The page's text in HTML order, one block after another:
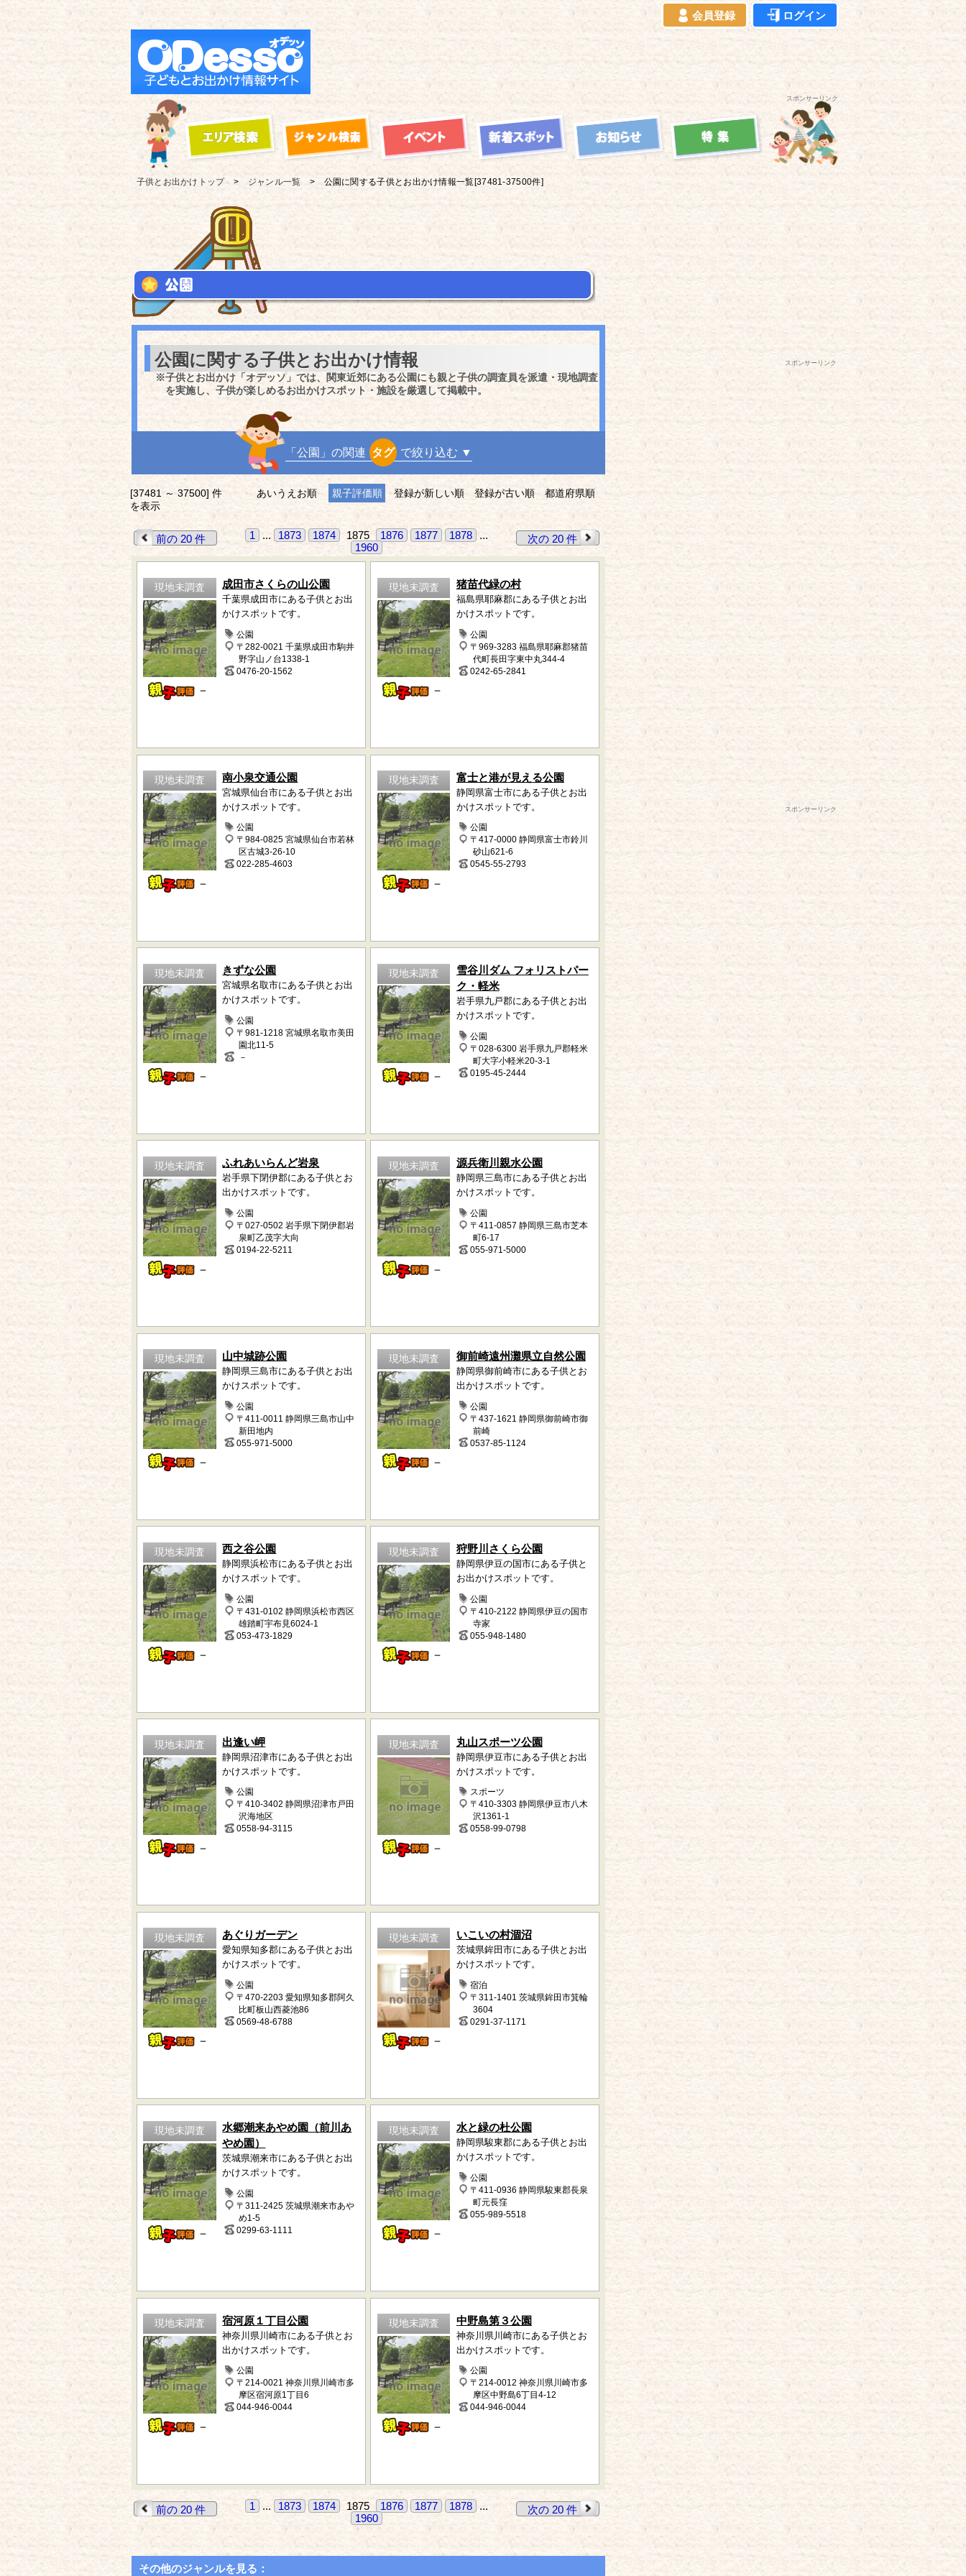
会員登録 ログイン
スポンサーリンク
子供とお出かけ トップ ジャンル一覧 公園に関する子供とお出かけ情報一覧[37481-37500件]
公園に関する子供とお出かけ情報
※子供とお出かけ「オデッソ」では、関東近郊にある公園にも親と子供の調査員を派遣・現地調査
を実施し、子供が楽しめるお出かけスポット・施設を厳選して掲載中。
「公園」の関連 タグ で絞り込む ▼
[37481 ～ 37500] 件
を表示
あいうえお順 親子評価順 登録が新しい順 登録が古い順 都道府県順
前の 20 件 1 ... 1873 1874 1875 1876 1877 1878
...
1960
次の 20 件
現地未調査
－
成田市さくらの山公園
千葉県成田市にある子供とお出
かけスポットです。
公園
〒282-0021 千葉県成田市駒井
野字山ノ台1338-1
0476-20-1562
現地未調査
－
猪苗代緑の村
福島県耶麻郡にある子供とお出
かけスポットです。
公園
〒969-3283 福島県耶麻郡猪苗
代町長田字東中丸344-4
0242-65-2841
現地未調査
－
南小泉交通公園
宮城県仙台市にある子供とお出
かけスポットです。
公園
〒984-0825 宮城県仙台市若林
区古城3-26-10
022-285-4603
現地未調査
－
富士と港が見える公園
静岡県富士市にある子供とお出
かけスポットです。
公園
〒417-0000 静岡県富士市鈴川
砂山621-6
0545-55-2793
現地未調査
－
きずな公園
宮城県名取市にある子供とお出
かけスポットです。
公園
〒981-1218 宮城県名取市美田
園北11-5
－
現地未調査
－
雪谷川ダム フォリストパー
ク・軽米
岩手県九戸郡にある子供とお出
かけスポットです。
公園
〒028-6300 岩手県九戸郡軽米
町大字小軽米20-3-1
0195-45-2444
現地未調査
－
ふれあいらんど岩泉
岩手県下閉伊郡にある子供とお
出かけスポットです。
公園
〒027-0502 岩手県下閉伊郡岩
泉町乙茂字大向
0194-22-5211
現地未調査
－
源兵衛川親水公園
静岡県三島市にある子供とお出
かけスポットです。
公園
〒411-0857 静岡県三島市芝本
町6-17
055-971-5000
現地未調査
－
山中城跡公園
静岡県三島市にある子供とお出
かけスポットです。
公園
〒411-0011 静岡県三島市山中
新田地内
055-971-5000
現地未調査
－
御前崎遠州灘県立自然公園
静岡県御前崎市にある子供とお
出かけスポットです。
公園
〒437-1621 静岡県御前崎市御
前崎
0537-85-1124
現地未調査
－
西之谷公園
静岡県浜松市にある子供とお出
かけスポットです。
公園
〒431-0102 静岡県浜松市西区
雄踏町宇布見6024-1
053-473-1829
現地未調査
－
狩野川さくら公園
静岡県伊豆の国市にある子供と
お出かけスポットです。
公園
〒410-2122 静岡県伊豆の国市
寺家
055-948-1480
現地未調査
－
出逢い岬
静岡県沼津市にある子供とお出
かけスポットです。
公園
〒410-3402 静岡県沼津市戸田
沢海地区
0558-94-3115
現地未調査
－
丸山スポーツ公園
静岡県伊豆市にある子供とお出
かけスポットです。
スポーツ
〒410-3303 静岡県伊豆市八木
沢1361-1
0558-99-0798
現地未調査
－
あぐりガーデン
愛知県知多郡にある子供とお出
かけスポットです。
公園
〒470-2203 愛知県知多郡阿久
比町板山西菱池86
0569-48-6788
現地未調査
－
いこいの村涸沼
茨城県鉾田市にある子供とお出
かけスポットです。
宿泊
〒311-1401 茨城県鉾田市箕輪
3604
0291-37-1171
現地未調査
－
水郷潮来あやめ園（前川あ
やめ園）
茨城県潮来市にある子供とお出
かけスポットです。
公園
〒311-2425 茨城県潮来市あや
め1-5
0299-63-1111
現地未調査
－
水と緑の杜公園
静岡県駿東郡にある子供とお出
かけスポットです。
公園
〒411-0936 静岡県駿東郡長泉
町元長窪
055-989-5518
現地未調査
－
宿河原１丁目公園
神奈川県川崎市にある子供とお
出かけスポットです。
公園
〒214-0021 神奈川県川崎市多
摩区宿河原1丁目6
044-946-0044
現地未調査
－
中野島第３公園
神奈川県川崎市にある子供とお
出かけスポットです。
公園
〒214-0012 神奈川県川崎市多
摩区中野島6丁目4-12
044-946-0044
前の 20 件 1 ... 1873 1874 1875 1876 1877 1878
...
1960
次の 20 件
その他のジャンルを見る：
スポンサーリンク
スポンサーリンク